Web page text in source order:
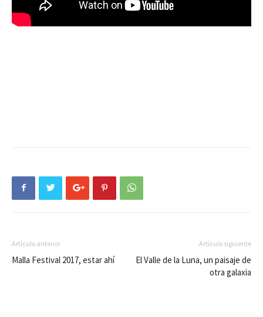
Artículo anterior
Malla Festival 2017, estar ahí
Artículo siguiente
El Valle de la Luna, un paisaje de
otra galaxia